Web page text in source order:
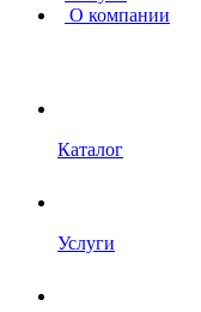
О компании
Каталог
Услуги